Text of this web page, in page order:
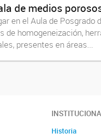
de medios
en el Aula de
de homogeneización,
presentes en áreas...
Historia